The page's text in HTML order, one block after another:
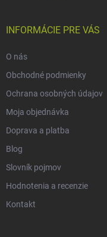
INFORMÁCIE PRE VÁS
O nás
Obchodné podmienky
Ochrana osobných údajov
Moja objednávka
Doprava a platba
Blog
Slovník pojmov
Hodnotenia a recenzie
Kontakt